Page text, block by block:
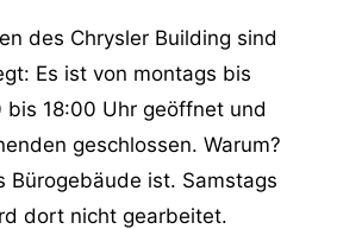
des Chrysler Building sind
Es ist von montags bis
18:00 Uhr geöffnet und
geschlossen. Warum?
Bürogebäude ist. Samstags
dort nicht gearbeitet.